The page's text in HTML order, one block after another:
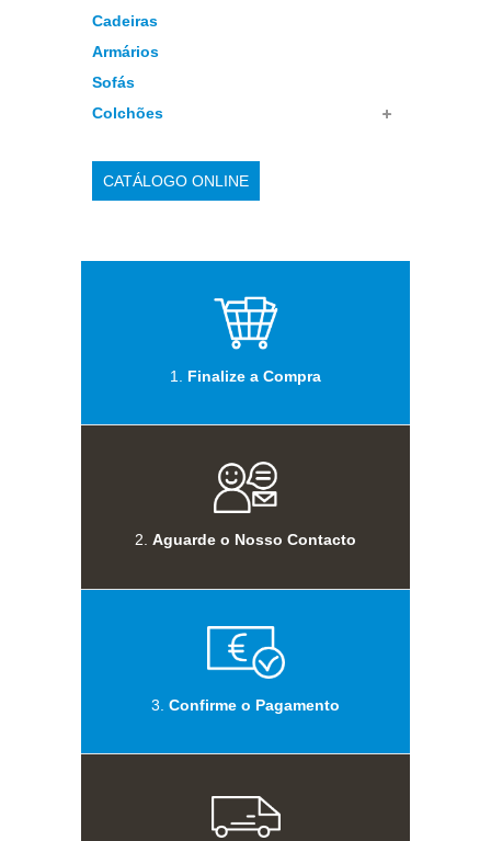
Cadeiras
Armários
Sofás
Colchões
CATÁLOGO ONLINE
1. Finalize a Compra
2. Aguarde o Nosso Contacto
3. Confirme o Pagamento